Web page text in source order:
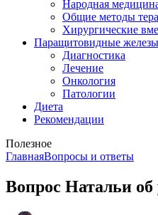
Народная
Общие методы
Хирургические
Паращитовидные железы
Диагностика
Лечение
Онкология
Патологии
Диета
Рекомендации
Полезное
ГлавнаяВопросы и ответы
Вопрос Натальи